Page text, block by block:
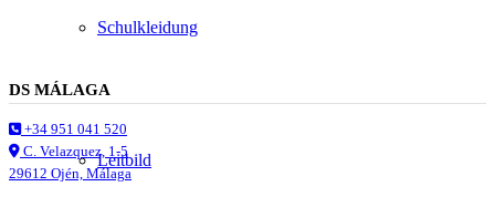
Schulkleidung
Leitbild
DS MÁLAGA
+34 951 041 520
C. Velazquez, 1-5
29612 Ojén, Málaga